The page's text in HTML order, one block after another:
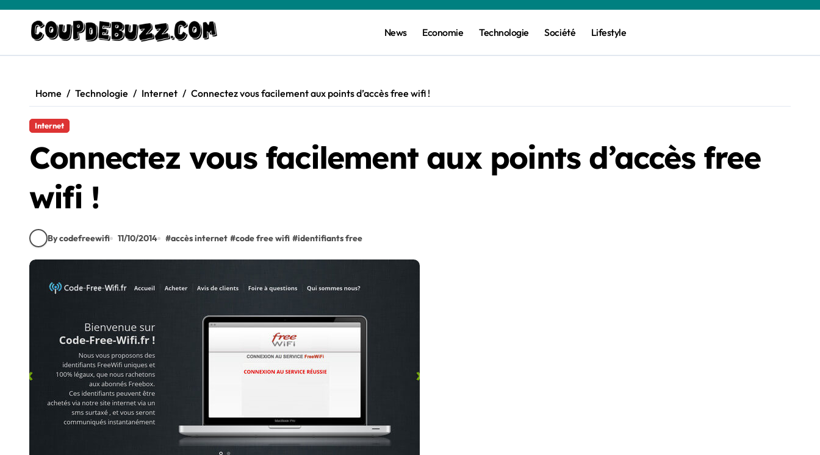
content
News Economie Technologie Société Lifestyle
Home Technologie Internet Connectez vous facilement aux points d’accès free wifi !
Internet
Connectez vous facilement aux points d’accès free
wifi !
By codefreewifi 11/10/2014 #accès internet #code free wifi #identifiants free